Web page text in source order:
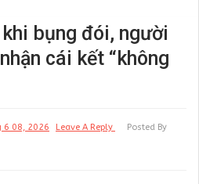
bụng đói, người
cái kết “không
6 08, 2026 Leave A Reply Posted By